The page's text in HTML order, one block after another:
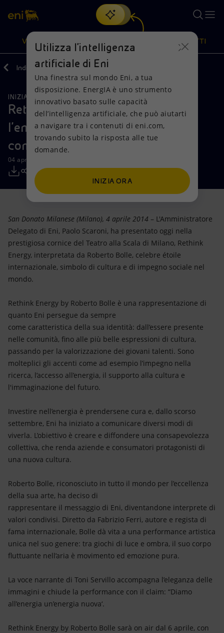
Cerca
scopri EnergIA, la nostra nuova soluzione di intelligenza
artificiale.
VISIONE
Visione
Mission e valori
Persone e Partnership
Net Zero
Modello satellitare
Energia accessibile
Innovazione
Scenari energetici
Azioni
Diversificazione energetica
Tecnologie per la transizione
Collaborazioni per l'innovazione
Attività nel mondo
PRODOTTI
Prodotti
Casa
Imprese
Mobilità
Indietro Media Comunicati Stampa
INIZIATIVE PER I TERRITORI
Rethink Energy by Roberto Bolle:
l'energia della cultura nella
comunicazione Eni
04 aprile 2014 - 12:15 CEST
San Donato Milanese (Milano), 4 aprile 2014 – L'Amministratore
Delegato di Eni, Paolo Scaroni, ha presentato oggi nella
prestigiosa cornice del Teatro alla Scala di Milano, Rethink
Energy, interpretata da Roberto Bolle, celebre étoile
internazionale, simbolo di cultura e di impegno sociale nel
mondo.
Rethink Energy by Roberto Bolle è una rappresentazione di
quanto Eni persegue da sempre
come caratteristica della sua identità: dall’essere presente
nelle comunità, fino alle più belle espressioni di cultura,
passando per la valorizzazione dei giovani talenti. Sono
molteplici gli accenti come ad esempio l’impegno nella
ricerca, l’accesso all’energia, il supporto alla cultura e
l'immaginazione del futuro.
Investire nell’energia è prendersene cura e, dallo scorso
settembre, Eni ha iniziato a comunicare diversi modi di
viverla. L’obiettivo è creare e diffondere una consapevolezza
collettiva, che renda aziende e consumatori protagonisti di
una nuova cultura.
Roberto Bolle, riconosciuto in tutto il mondo per l’eccellenza
della sua arte, ha deciso di
rappresentare il messaggio di Eni, diventandone interprete di
valori condivisi. Diretto da Fabrizio Ferri, autore e regista di
fama internazionale, Bolle dà vita a una performance artistica
unica nel suo genere: tra giochi di luce e ombra, il suo corpo
fluttuante nell’aria è movimento ed emozione pura.
La voce narrante di Toni Servillo accompagna l’eleganza delle
immagini e chiude la performance con il claim: “Diamo
all’energia un’energia nuova‘.
Rethink Energy by Roberto Bolle sarà on air dal 6 aprile, con
Utilizza l'intelligenza
artificiale di Eni
Una finestra sul mondo Eni, a tua
disposizione. EnergIA è uno strumento
innovativo basato sulle capacità
dell’intelligenza artificiale, che può aiutarti
a navigare tra i contenuti di eni.com,
trovando subito la risposta alle tue
domande.
INIZIA ORA